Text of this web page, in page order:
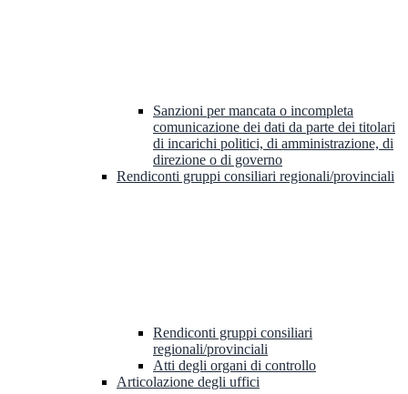
Sanzioni per mancata o incompleta
comunicazione dei dati da parte dei titolari
di incarichi politici, di amministrazione, di
direzione o di governo
Rendiconti gruppi consiliari regionali/provinciali
Rendiconti gruppi consiliari
regionali/provinciali
Atti degli organi di controllo
Articolazione degli uffici